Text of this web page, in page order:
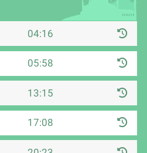
04:16
05:58
13:15
17:08